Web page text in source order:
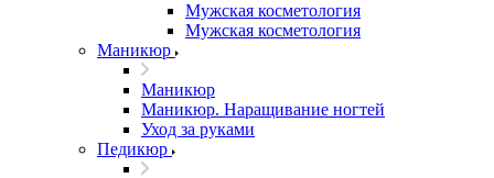
Мужская косметология
Мужская косметология
Маникюр
Маникюр
Маникюр. Наращивание ногтей
Уход за руками
Педикюр